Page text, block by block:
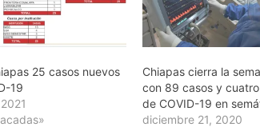
25 casos nuevos
19
Chiapas cierra la
con 89 casos y
de COVID-19 en
diciembre 21, 2020